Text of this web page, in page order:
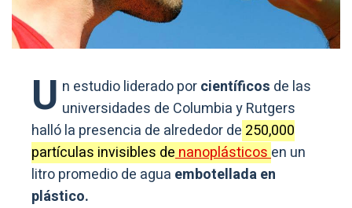
U n estudio liderado porcientíficos de las
universidades de Columbia y Rutgers
halló la presencia de alrededor de 250,000
partículas invisibles denanoplásticosen un
litro promedio de agua embotellada en
plástico.